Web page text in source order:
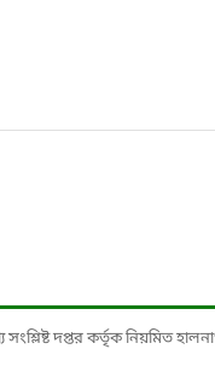
দপ্তর কর্তৃক নিয়মিত